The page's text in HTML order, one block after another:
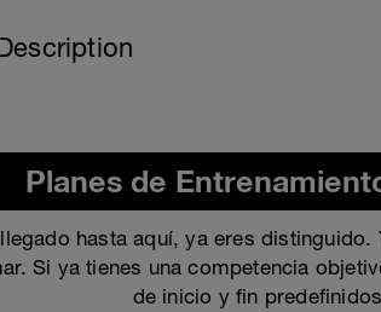
Planes de
hasta aquí, ya eres
Si ya tienes una competencia
de inicio y fin